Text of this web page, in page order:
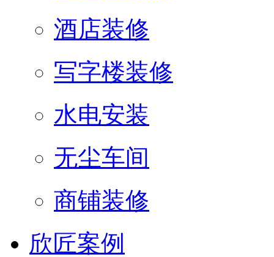
酒店装修
写字楼装修
水电安装
无尘车间
商铺装修
欣匠案例